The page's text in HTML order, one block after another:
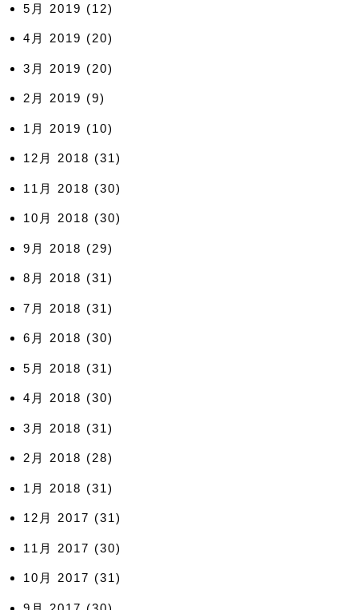
5月 2019 (12)
4月 2019 (20)
3月 2019 (20)
2月 2019 (9)
1月 2019 (10)
12月 2018 (31)
11月 2018 (30)
10月 2018 (30)
9月 2018 (29)
8月 2018 (31)
7月 2018 (31)
6月 2018 (30)
5月 2018 (31)
4月 2018 (30)
3月 2018 (31)
2月 2018 (28)
1月 2018 (31)
12月 2017 (31)
11月 2017 (30)
10月 2017 (31)